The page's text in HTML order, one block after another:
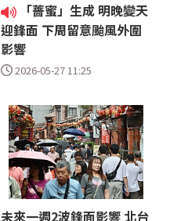
「薔蜜」生成 明晚變天
迎鋒面 下周留意颱風外圍
影響
2026-05-27 11:25
未來一週2波鋒面影響 北台